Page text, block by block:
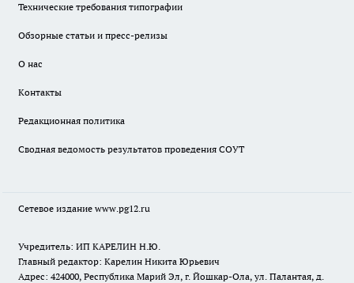
Технические требования типографии
Обзорные статьи и пресс-релизы
О нас
Контакты
Редакционная политика
Сводная ведомость результатов проведения СОУТ
Сетевое издание www.pg12.ru
Учредитель: ИП КАРЕЛИН Н.Ю.
Главный редактор: Карелин Никита Юрьевич
Адрес: 424000, Республика Марий Эл, г. Йошкар-Ола, ул. Палантая, д.